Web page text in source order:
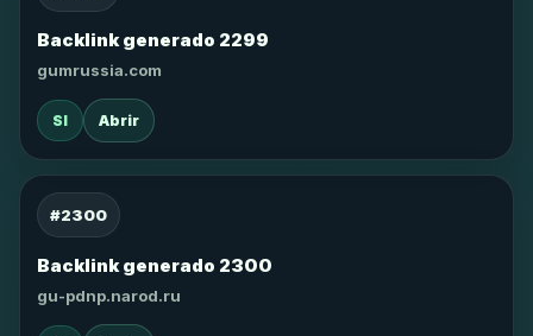
Backlink generado 2299
gumrussia.com
SI Abrir
#2300
Backlink generado 2300
gu-pdnp.narod.ru